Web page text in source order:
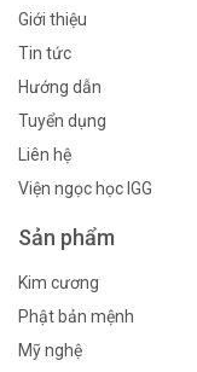
Giới thiệu
Tin tức
Hướng dẫn
Tuyển dụng
Liên hệ
Viện ngọc học IGG
Sản phẩm
Kim cương
Phật bản mệnh
Mỹ nghệ